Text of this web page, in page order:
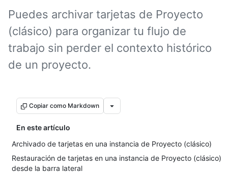
Puedes archivar tarjetas de Proyecto
(clásico) para organizar tu flujo de
trabajo sin perder el contexto histórico
de un proyecto.
Copiar como Markdown
En este artículo
Archivado de tarjetas en una instancia de Proyecto (clásico)
Restauración de tarjetas en una instancia de Proyecto (clásico)
desde la barra lateral